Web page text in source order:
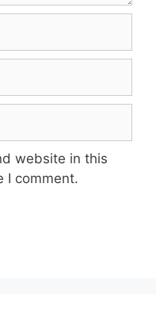
website in this
I comment.